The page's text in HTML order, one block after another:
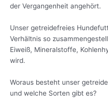
der Vergangenheit angehört.
Unser getreidefreies
Verhältnis so
Eiweiß, Mineralstoffe,
wird.
Woraus besteht unser
und welche Sorten gibt es?